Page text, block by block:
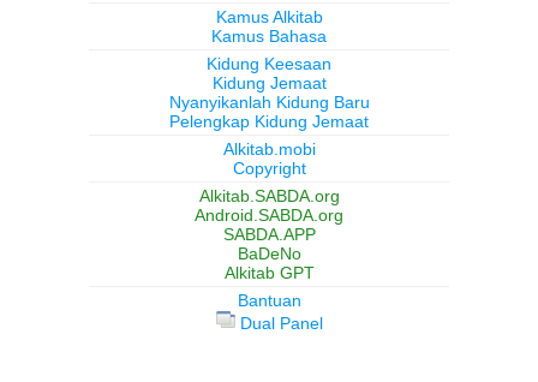
Kamus Alkitab
Kamus Bahasa
Kidung Keesaan
Kidung Jemaat
Nyanyikanlah Kidung Baru
Pelengkap Kidung Jemaat
Alkitab.mobi
Copyright
Alkitab.SABDA.org
Android.SABDA.org
SABDA.APP
BaDeNo
Alkitab GPT
Bantuan
Dual Panel